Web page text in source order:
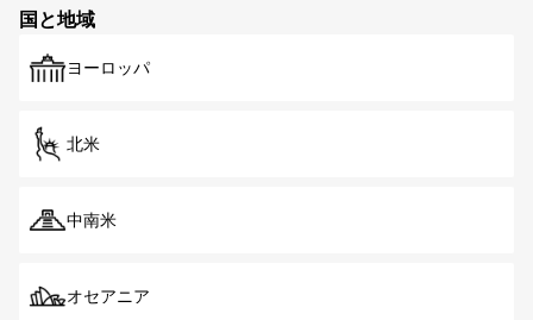
で、ホーカーズは地元の風情を楽しめる外せないスポット
国と地域
ヨーロッパ
北米
中南米
オセアニア